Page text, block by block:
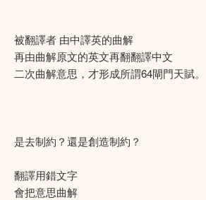
被翻譯者 由中譯英的曲解
再由曲解原文的英文再翻翻譯中文
二次曲解意思，才形成所謂64閘門天賦。
是去制約？還是創造制約？
翻譯用錯文字
會把意思曲解